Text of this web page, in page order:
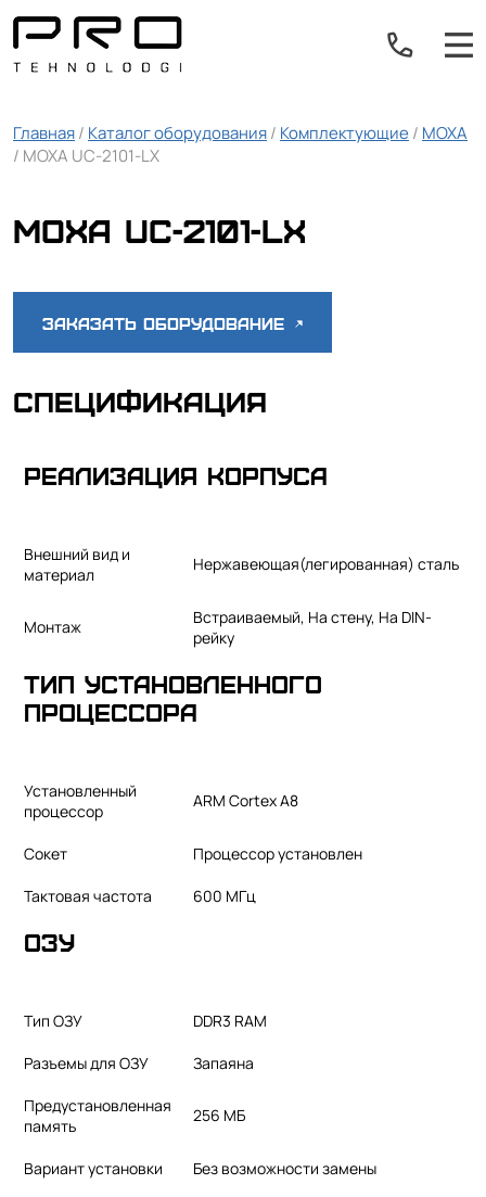
Главная/ Каталог оборудования/ Комплектующие/ MOXA
/ MOXA UC-2101-LX
MOXA UC-2101-LX
Заказать оборудование
Спецификация
Реализация корпуса
Внешний вид и
материал
Нержавеющая(легированная) сталь
Монтаж
Встраиваемый, На стену, На DIN-
рейку
Тип установленного
процессора
Установленный
процессор
ARM Cortex A8
Сокет Процессор установлен
Тактовая частота 600 МГц
ОЗУ
Тип ОЗУ DDR3 RAM
Разъемы для ОЗУ Запаяна
Предустановленная
память
256 МБ
Вариант установки Без возможности замены